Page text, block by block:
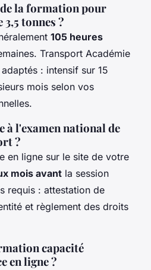
la formation pour
tonnes ?
105 heures
Transport Académie
: intensif sur 15
mois selon vos
à l'examen national de
?
en ligne sur le site de votre
mois avant la session
requis : attestation de
et règlement des droits
capacité
en ligne ?